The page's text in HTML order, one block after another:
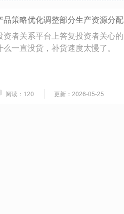
策略优化调整部分生产资源分配
者关系平台上答复投资者关心的
一直没货，补货速度太慢了。
阅读：120 更新：2026-05-25